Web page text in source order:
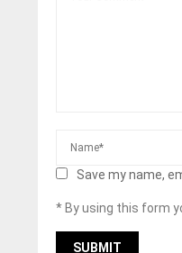
Save my name,
* By using this form